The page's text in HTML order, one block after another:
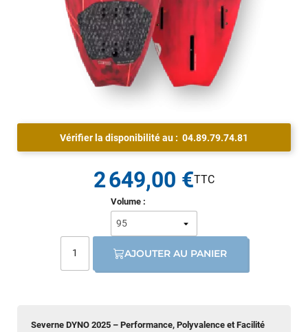
Severne DYNO 2025 – Performance, Polyvalence et Facilité
Vérifier la disponibilité au : 04.89.79.74.81
Volume :
2 649,00 €
AJOUTER AU PANIER